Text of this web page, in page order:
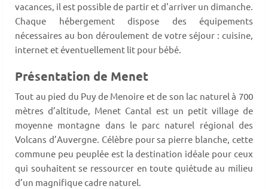
vacances, il est possible de partir et d'arriver un dimanche.
Chaque hébergement dispose des équipements
nécessaires au bon déroulement de votre séjour : cuisine,
internet et éventuellement lit pour bébé.
Présentation de Menet
Tout au pied du Puy de Menoire et de son lac naturel à 700
mètres d’altitude, Menet Cantal est un petit village de
moyenne montagne dans le parc naturel régional des
Volcans d’Auvergne. Célèbre pour sa pierre blanche, cette
commune peu peuplée est la destination idéale pour ceux
qui souhaitent se ressourcer en toute quiétude au milieu
d’un magnifique cadre naturel.